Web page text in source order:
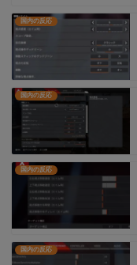
国内の反応
国内の反応
国内の反応
国内の反応